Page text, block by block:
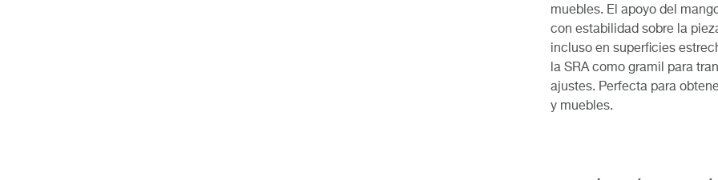
muebles. El apoyo del
con estabilidad sobre la
incluso en superficies
la SRA como gramil para
ajustes. Perfecta para
y muebles.